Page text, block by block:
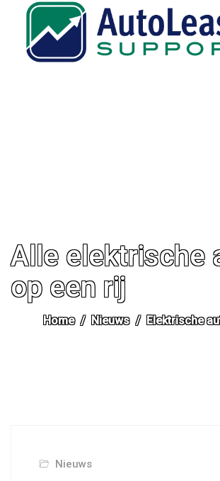
035-62 25 937
Alle elektrische
op een rij
Home Nieuws Elektrische
Nieuws